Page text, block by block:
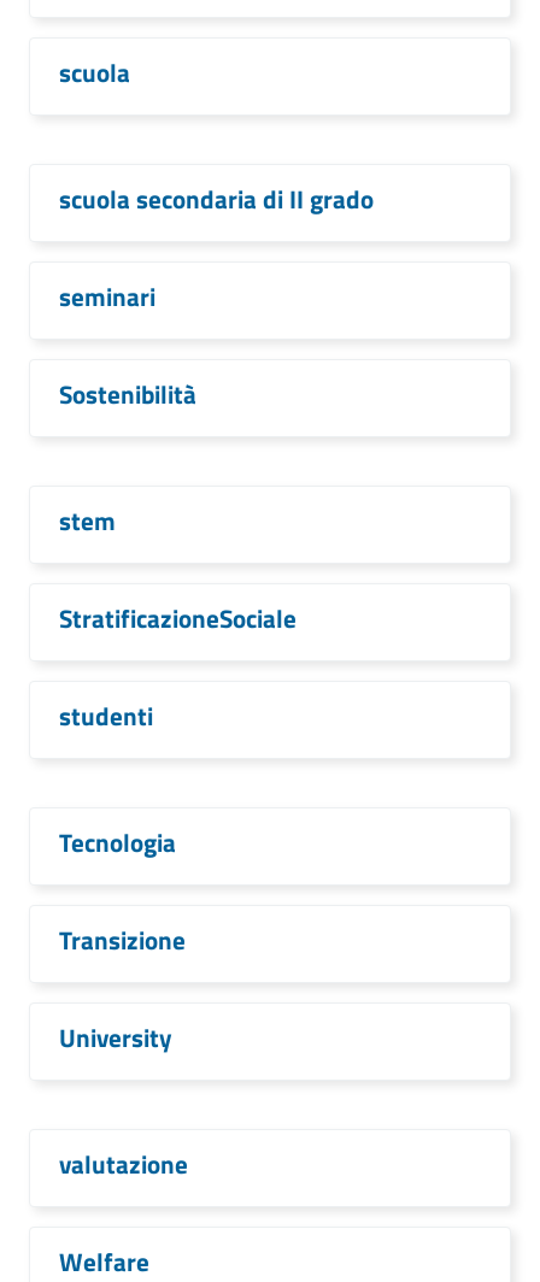
scuola
scuola secondaria di II grado
seminari
Sostenibilità
stem
StratificazioneSociale
studenti
Tecnologia
Transizione
University
valutazione
Welfare